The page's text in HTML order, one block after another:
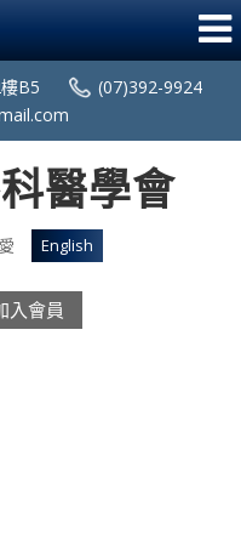
B5
(07)392-9924
English
入會員